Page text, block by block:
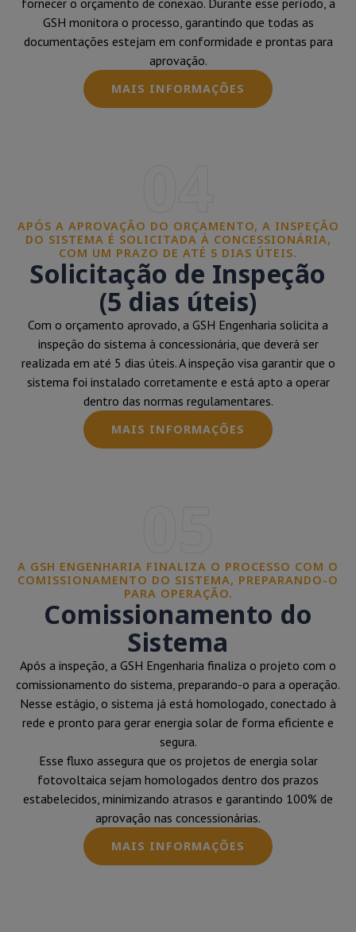
fornecer o orçamento de conexão. Durante esse período, a
GSH monitora o processo, garantindo que todas as
documentações estejam em conformidade e prontas para
aprovação.
MAIS INFORMAÇÕES
APÓS A APROVAÇÃO DO ORÇAMENTO, A INSPEÇÃO
DO SISTEMA É SOLICITADA À CONCESSIONÁRIA,
COM UM PRAZO DE ATÉ 5 DIAS ÚTEIS.
Solicitação de Inspeção
(5 dias úteis)
Com o orçamento aprovado, a GSH Engenharia solicita a
inspeção do sistema à concessionária, que deverá ser
realizada em até 5 dias úteis. A inspeção visa garantir que o
sistema foi instalado corretamente e está apto a operar
dentro das normas regulamentares.
MAIS INFORMAÇÕES
A GSH ENGENHARIA FINALIZA O PROCESSO COM O
COMISSIONAMENTO DO SISTEMA, PREPARANDO-O
PARA OPERAÇÃO.
Comissionamento do
Sistema
Após a inspeção, a GSH Engenharia finaliza o projeto com o
comissionamento do sistema, preparando-o para a operação.
Nesse estágio, o sistema já está homologado, conectado à
rede e pronto para gerar energia solar de forma eficiente e
segura.
Esse fluxo assegura que os projetos de energia solar
fotovoltaica sejam homologados dentro dos prazos
estabelecidos, minimizando atrasos e garantindo 100% de
aprovação nas concessionárias.
MAIS INFORMAÇÕES